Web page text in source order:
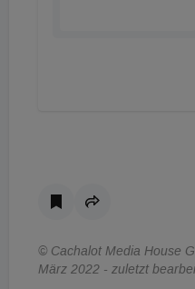
© Cachalot Media House
März 2022 - zuletzt